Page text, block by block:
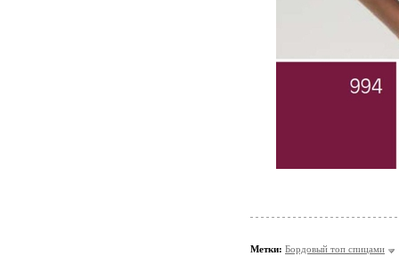
Метки: Бордовый топ спицами